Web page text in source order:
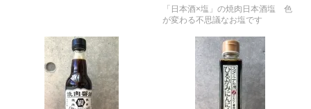
「日本酒×塩」の焼肉日本酒塩 色
が変わる不思議なお塩です